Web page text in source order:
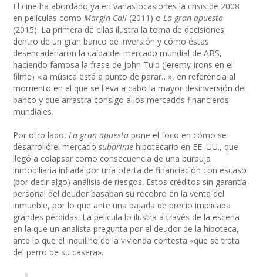
El cine ha abordado ya en varias ocasiones la crisis de 2008
en películas comoMargin Call (2011) oLa gran apuesta
(2015). La primera de ellas ilustra la toma de decisiones
dentro de un gran banco de inversión y cómo éstas
desencadenaron la caída del mercado mundial de ABS,
haciendo famosa la frase de John Tuld (Jeremy Irons en el
filme) «la música está a punto de parar…», en referencia al
momento en el que se lleva a cabo la mayor desinversión del
banco y que arrastra consigo a los mercados financieros
mundiales.
Por otro lado,La gran apuesta pone el foco en cómo se
desarrolló el mercadosubprime hipotecario en EE. UU., que
llegó a colapsar como consecuencia de una burbuja
inmobiliaria inflada por una oferta de financiación con escaso
(por decir algo) análisis de riesgos. Estos créditos sin garantía
personal del deudor basaban su recobro en la venta del
inmueble, por lo que ante una bajada de precio implicaba
grandes pérdidas. La película lo ilustra a través de la escena
en la que un analista pregunta por el deudor de la hipoteca,
ante lo que el inquilino de la vivienda contesta «que se trata
del perro de su casera».